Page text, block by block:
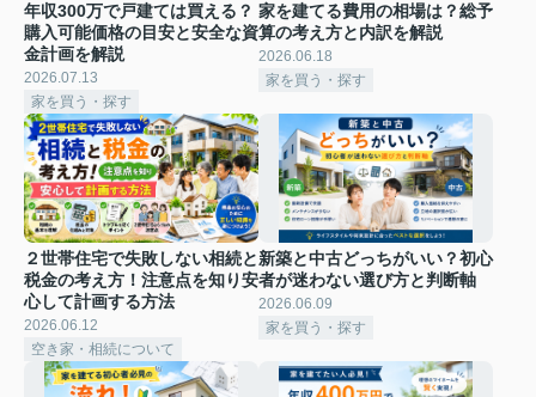
年収300万で戸建ては買える？
購入可能価格の目安と安全な資
金計画を解説
2026.07.13
家を買う・探す
家を建てる費用の相場は？総予
算の考え方と内訳を解説
2026.06.18
家を買う・探す
２世帯住宅で失敗しない相続と
税金の考え方！注意点を知り安
心して計画する方法
2026.06.12
空き家・相続について
新築と中古どっちがいい？初心
者が迷わない選び方と判断軸
2026.06.09
家を買う・探す